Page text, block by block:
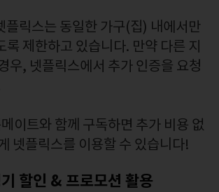
플릭스는 동일한 가구(집) 내에서만
록 제한하고 있습니다. 만약 다른 지
우, 넷플릭스에서 추가 인증을 요청
이트와 함께 구독하면 추가 비용 없
넷플릭스를 이용할 수 있습니다!
할인 & 프로모션 활용